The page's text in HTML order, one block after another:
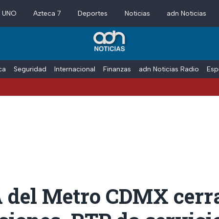
Azteca 7 Deportes Noticias adn Noticias
Seguridad Internacional Finanzas adn Noticias Radio
del Metro CDMX